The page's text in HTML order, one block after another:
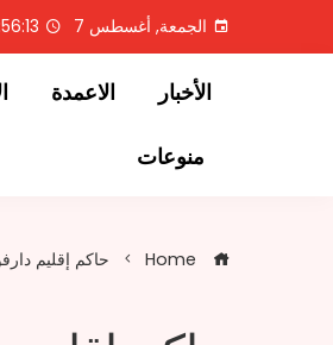
الجمعة, أغسطس 7
الأخبار الاعمدة
منوعات
حاكم إقليم